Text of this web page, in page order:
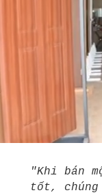
"Khi bán
tốt,